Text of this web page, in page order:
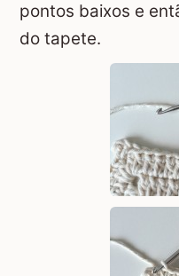
pontos baixos e
do tapete.